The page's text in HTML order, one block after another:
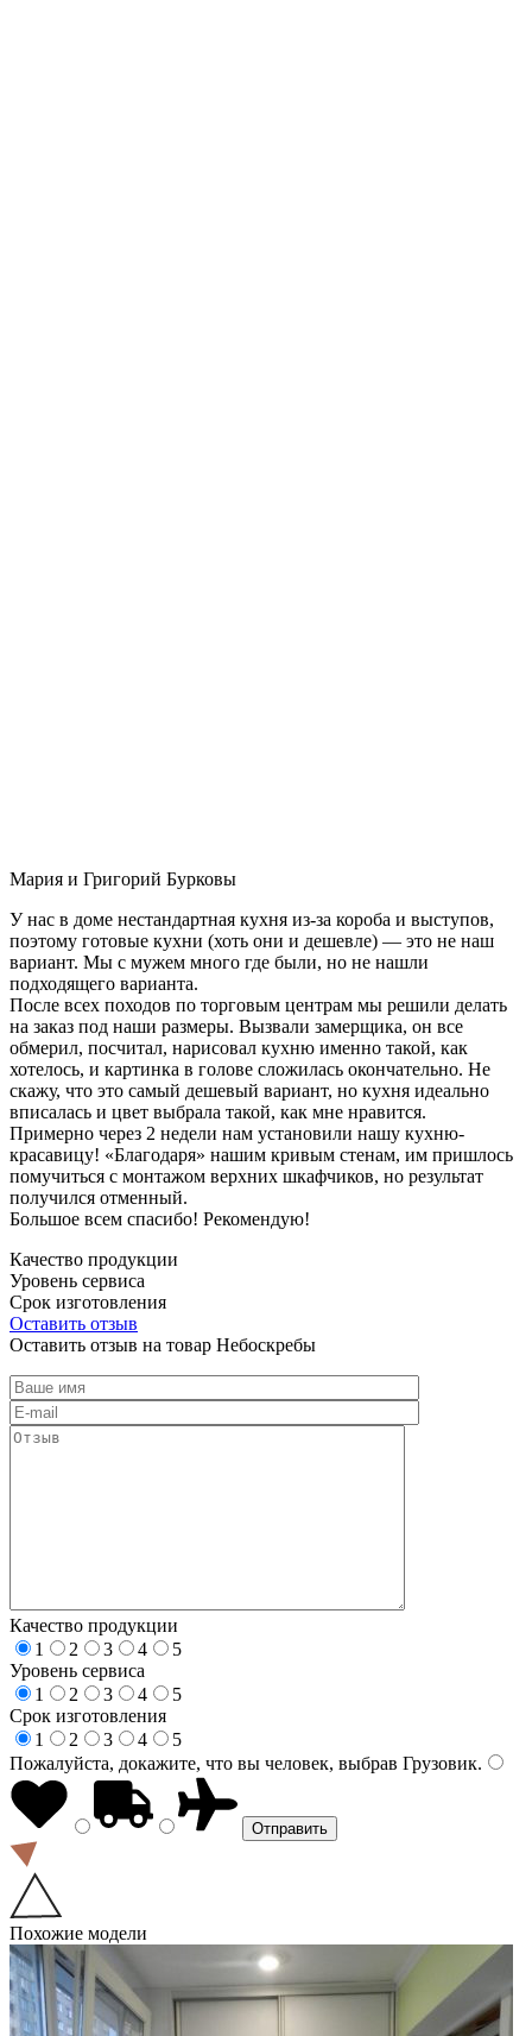
Мария и Григорий Бурковы
У нас в доме нестандартная кухня из-за короба и выступов,
поэтому готовые кухни (хоть они и дешевле) — это не наш
вариант. Мы с мужем много где были, но не нашли
подходящего варианта.
После всех походов по торговым центрам мы решили делать
на заказ под наши размеры. Вызвали замерщика, он все
обмерил, посчитал, нарисовал кухню именно такой, как
хотелось, и картинка в голове сложилась окончательно. Не
скажу, что это самый дешевый вариант, но кухня идеально
вписалась и цвет выбрала такой, как мне нравится.
Примерно через 2 недели нам установили нашу кухню-
красавицу! «Благодаря» нашим кривым стенам, им пришлось
помучиться с монтажом верхних шкафчиков, но результат
получился отменный.
Большое всем спасибо! Рекомендую!
Качество продукции
Уровень сервиса
Срок изготовления
Оставить отзыв
Оставить отзыв на товар Небоскребы
Качество продукции
1
2 3 4
5
Уровень сервиса
1
2 3 4
5
Срок изготовления
1
2 3 4
5
Пожалуйста, докажите, что вы человек, выбрав Грузовик.
Похожие модели